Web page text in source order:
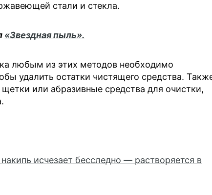
стали и стекла.
«Звездная пыль».
любым из этих методов необходимо
удалить остатки чистящего средства.
или абразивные средства для очистки,
исчезает бесследно — растворяется в